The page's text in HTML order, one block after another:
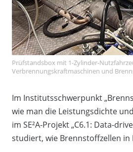
Prüfstandsbox mit 1-Zylinder-
Verbrennungskraftmaschinen und
Im Institutsschwerpunkt
wie man die Leistungsdichte
im SE²A-Projekt „C6.1: Data-
studiert, wie Brennstoffzellen in